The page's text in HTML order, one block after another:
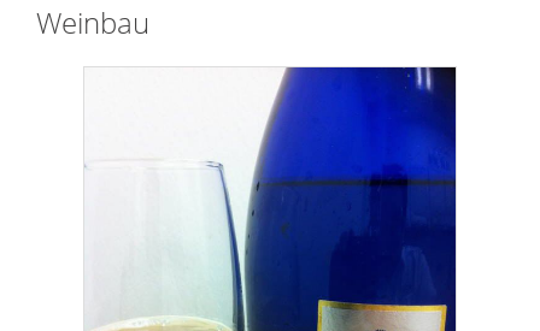
Weinbau